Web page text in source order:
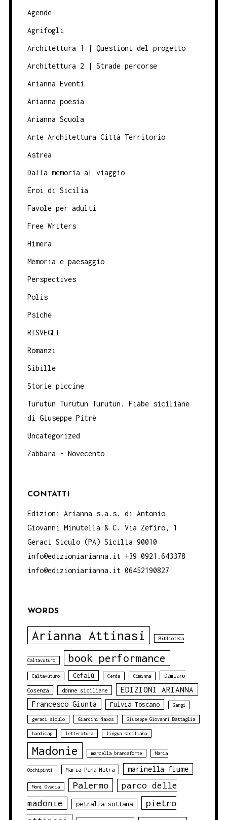
Agende
Agrifogli
Architettura 1 | Questioni del progetto
Architettura 2 | Strade percorse
Arianna Eventi
Arianna poesia
Arianna Scuola
Arte Architettura Città Territorio
Astrea
Dalla memoria al viaggio
Eroi di Sicilia
Favole per adulti
Free Writers
Himera
Memoria e paesaggio
Perspectives
Polis
Psiche
RISVEGLI
Romanzi
Sibille
Storie piccine
Turutun Turutun Turutun. Fiabe siciliane
di Giuseppe Pitrè
Uncategorized
Zabbara - Novecento
CONTATTI
Edizioni Arianna s.a.s. di Antonio
Giovanni Minutella & C. Via Zefiro, 1
Geraci Siculo (PA) Sicilia 90010
info@edizioniarianna.it +39 0921.643378
info@edizioniarianna.it 06452190827
WORDS
Arianna Attinasi Biblioteca
Caltavuturo book performance
Caltavuturo Cefalù Cerda Ciminna Damiano
Cosenza donne siciliane EDIZIONI ARIANNA
Francesco Giunta Fulvia Toscano Gangi
geraci siculo Giardini Naxos Giuseppe Giovanni Battaglia
handicap letteratura lingua siciliana
Madonie marcella brancaforte Maria
Occhipinti Maria Pina Mitra marinella fiume
Moni Ovadia Palermo
parco delle
madonie
petralia sottana
pietro